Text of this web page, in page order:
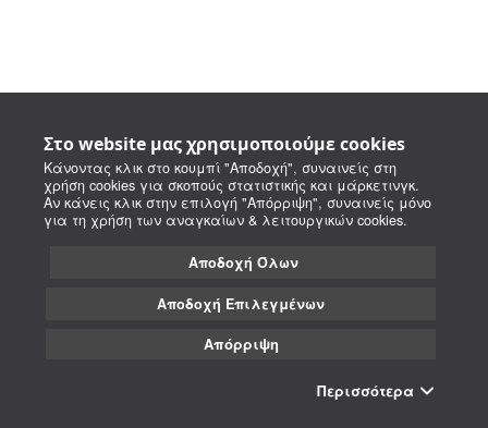
Στο website μας χρησιμοποιούμε cookies
Κάνοντας κλικ στο κουμπί "Αποδοχή", συναινείς στη
χρήση cookies για σκοπούς στατιστικής και μάρκετινγκ.
Αν κάνεις κλικ στην επιλογή "Απόρριψη", συναινείς μόνο
για τη χρήση των αναγκαίων & λειτουργικών cookies.
Αποδοχή Όλων
Αποδοχή Επιλεγμένων
Απόρριψη
Περισσότερα